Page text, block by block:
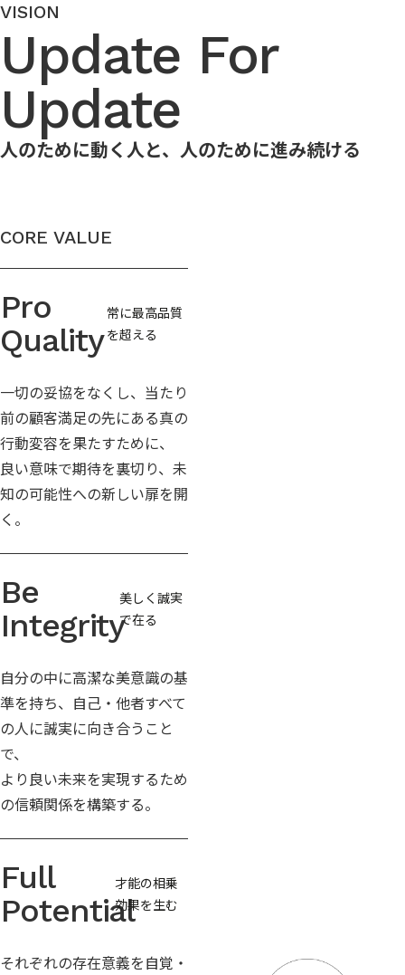
VISION
Update For
Update
人のために動く人と、人のために進み続ける
CORE VALUE
Pro
Quality
常に最高品質
を超える
一切の妥協をなくし、当たり
前の顧客満足の先にある真の
行動変容を果たすために、
良い意味で期待を裏切り、未
知の可能性への新しい扉を開
く。
Be
Integrity
美しく誠実
で在る
自分の中に高潔な美意識の基
準を持ち、自己・他者すべて
の人に誠実に向き合うこと
で、
より良い未来を実現するため
の信頼関係を構築する。
Full
Potential
才能の相乗
効果を生む
それぞれの存在意義を自覚・